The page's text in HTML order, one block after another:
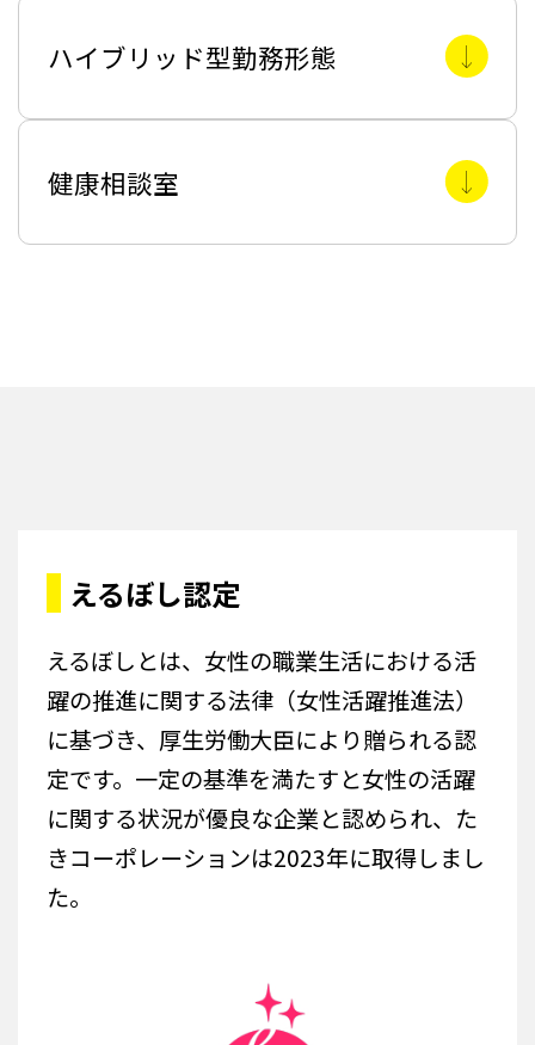
ハイブリッド型勤務形態
健康相談室
えるぼし認定
えるぼしとは、女性の職業生活における活
躍の推進に関する法律（女性活躍推進法）
に基づき、厚生労働大臣により贈られる認
定です。一定の基準を満たすと女性の活躍
に関する状況が優良な企業と認められ、た
きコーポレーションは2023年に取得しまし
た。